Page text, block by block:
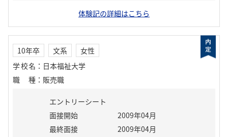
体験記の詳細はこちら
10年卒 文系
女性
学校名 ： 日本福祉大学
職種 ： 販売職
エントリーシート
面接開始
2009年04月
最終面接
2009年04月